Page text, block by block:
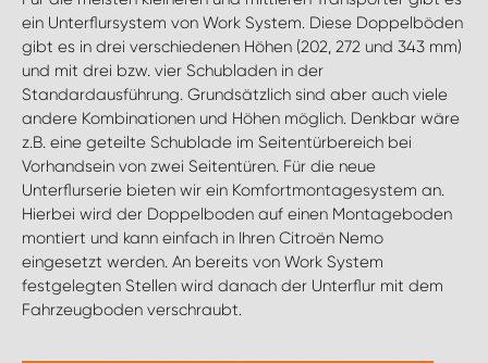
ein Unterflursystem von Work System. Diese Doppelböden
gibt es in drei verschiedenen Höhen (202, 272 und 343 mm)
und mit drei bzw. vier Schubladen in der
Standardausführung. Grundsätzlich sind aber auch viele
andere Kombinationen und Höhen möglich. Denkbar wäre
z.B. eine geteilte Schublade im Seitentürbereich bei
Vorhandsein von zwei Seitentüren. Für die neue
Unterflurserie bieten wir ein Komfortmontagesystem an.
Hierbei wird der Doppelboden auf einen Montageboden
montiert und kann einfach in Ihren Citroën Nemo
eingesetzt werden. An bereits von Work System
festgelegten Stellen wird danach der Unterflur mit dem
Fahrzeugboden verschraubt.